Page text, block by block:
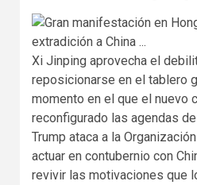
Xi Jinping aprovecha el
reposicionarse en el tablero
momento en el que el nuevo
reconfigurado las agendas
Trump ataca a la
actuar en contubernio con
revivir las motivaciones que